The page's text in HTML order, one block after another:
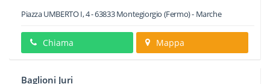
Piazza UMBERTO I, 4-63833 Montegiorgio (Fermo) - Marche
Chiama Mappa
Baglioni Juri